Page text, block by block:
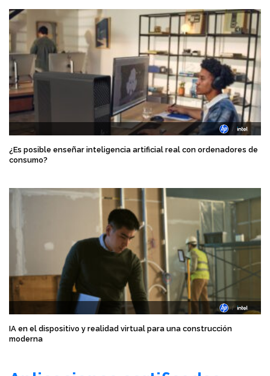
¿Es posible enseñar inteligencia artificial real con ordenadores de
consumo?
IA en el dispositivo y realidad virtual para una construcción
moderna